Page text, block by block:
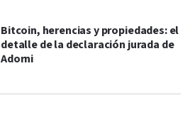
Bitcoin, herencias y propiedades: el
detalle de la declaración jurada de
Adorni